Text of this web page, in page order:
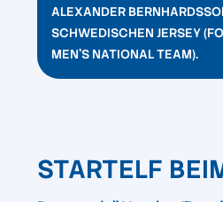
ALEXANDER
SCHWEDISCHEN JERSEY
MEN’S NATIONAL TEAM).
STARTELF